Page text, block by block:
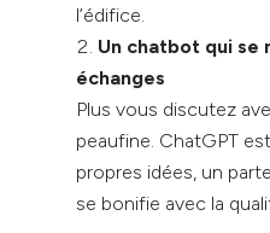
l’édifice.
Un chatbot qui se
échanges
Plus vous discutez
peaufine. ChatGPT
propres idées, un
se bonifie avec la